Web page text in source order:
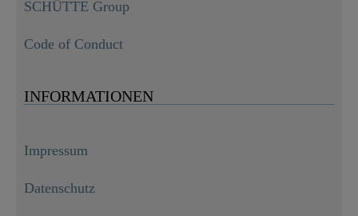
SCHÜTTE Group
Code of Conduct
INFORMATIONEN
Impressum
Datenschutz